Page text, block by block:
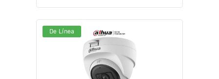
De Línea